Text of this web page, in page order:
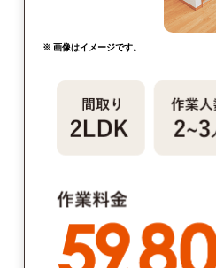
※ 画像はイメージです。